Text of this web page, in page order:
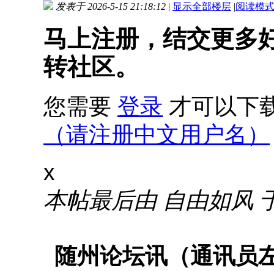
发表于 2026-5-15 21:18:12 | 显示全部楼层 |阅读模式
马上注册，结交更多
转社区。
您需要 登录 才可以下
（请注册中文用户名）
x
本帖最后由 自由如风
随州论坛讯 （通讯员